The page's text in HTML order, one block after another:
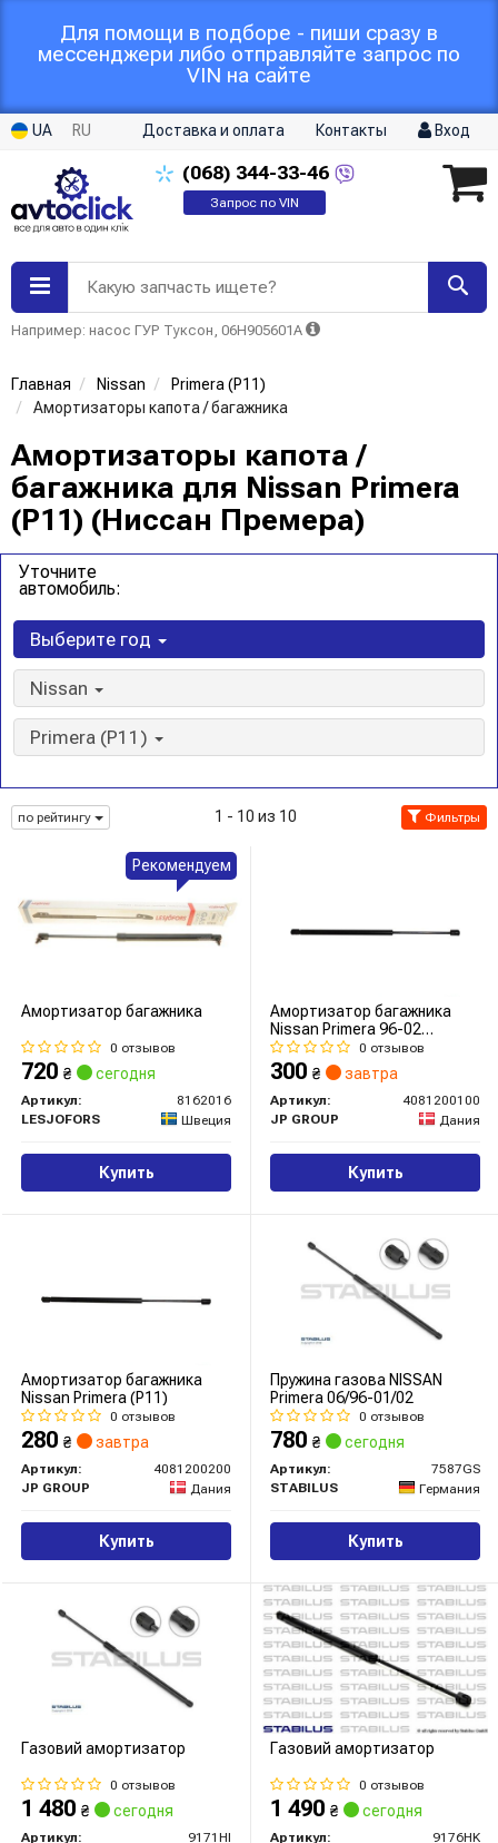
Для помощи в подборе - пиши сразу в
мессенджери либо отправляйте запрос по
VIN на сайте
UA RU Доставка и оплата Контакты Вход
(068) 344-33-46
Запрос по VIN
Какую запчасть ищете?
Например: насос ГУР Туксон, 06H905601A
Главная Nissan
Primera (P11)
Амортизаторы капота / багажника
Амортизаторы капота /
багажника для Nissan Primera
(P11) (Ниссан Премера)
Уточните
автомобиль:
Выберите год
Nissan
Primera (P11)
по рейтингу 1 - 10 из 10 Фильтры
Амортизатор багажника
0 отзывов
720 ₴ сегодня
Артикул:
8162016
LESJOFORS
Швеция
Купить
Рекомендуем
Амортизатор багажника
Nissan Primera 96-02
(хєтчбек 520/180mm 665N)
0 отзывов
300 ₴ завтра
Артикул:
4081200100
JP GROUP
Дания
Купить
Амортизатор багажника
Nissan Primera (P11)
0 отзывов
280 ₴ завтра
Артикул:
4081200200
JP GROUP
Дания
Купить
Пружина газова NISSAN
Primera 06/96-01/02
0 отзывов
780 ₴ сегодня
Артикул:
7587GS
STABILUS
Германия
Купить
Газовий амортизатор
0 отзывов
1 480 ₴ сегодня
Артикул:
9171HI
Газовий амортизатор
0 отзывов
1 490 ₴ сегодня
Артикул:
9176HK